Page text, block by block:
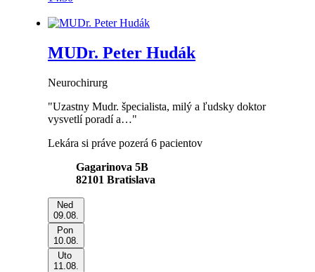
MUDr. Peter Hudák
Neurochirurg
"Uzastny Mudr. špecialista, milý a ľudsky doktor
vysvetlí poradí a…"
Lekára si práve pozerá 6 pacientov
Gagarinova 5B
82101 Bratislava
Ned
09.08.
Pon
10.08.
Uto
11.08.